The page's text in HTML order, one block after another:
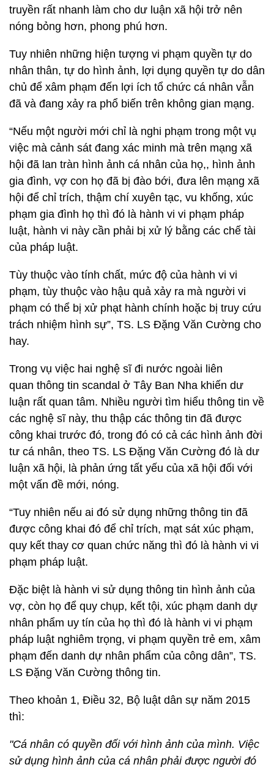
truyền rất nhanh làm cho dư luận xã hội trở nên
nóng bỏng hơn, phong phú hơn.
Tuy nhiên những hiện tượng vi phạm quyền tự do
nhân thân, tự do hình ảnh, lợi dụng quyền tự do dân
chủ để xâm phạm đến lợi ích tổ chức cá nhân vẫn
đã và đang xảy ra phổ biến trên không gian mạng.
“Nếu một người mới chỉ là nghi phạm trong một vụ
việc mà cảnh sát đang xác minh mà trên mạng xã
hội đã lan tràn hình ảnh cá nhân của họ,, hình ảnh
gia đình, vợ con họ đã bị đào bới, đưa lên mạng xã
hội để chỉ trích, thậm chí xuyên tạc, vu khống, xúc
phạm gia đình họ thì đó là hành vi vi phạm pháp
luật, hành vi này cần phải bị xử lý bằng các chế tài
của pháp luật.
Tùy thuộc vào tính chất, mức độ của hành vi vi
phạm, tùy thuộc vào hậu quả xảy ra mà người vi
phạm có thể bị xử phạt hành chính hoặc bị truy cứu
trách nhiệm hình sự”, TS. LS Đặng Văn Cường cho
hay.
Trong vụ việc hai nghệ sĩ đi nước ngoài liên
quan thông tin scandal ở Tây Ban Nha khiến dư
luận rất quan tâm. Nhiều người tìm hiểu thông tin về
các nghệ sĩ này, thu thập các thông tin đã được
công khai trước đó, trong đó có cả các hình ảnh đời
tư cá nhân, theo TS. LS Đặng Văn Cường đó là dư
luận xã hội, là phản ứng tất yếu của xã hội đối với
một vấn đề mới, nóng.
“Tuy nhiên nếu ai đó sử dụng những thông tin đã
được công khai đó để chỉ trích, mạt sát xúc phạm,
quy kết thay cơ quan chức năng thì đó là hành vi vi
phạm pháp luật.
Đặc biệt là hành vi sử dụng thông tin hình ảnh của
vợ, còn họ để quy chụp, kết tội, xúc phạm danh dự
nhân phẩm uy tín của họ thì đó là hành vi vi phạm
pháp luật nghiêm trọng, vi phạm quyền trẻ em, xâm
phạm đến danh dự nhân phẩm của công dân”, TS.
LS Đặng Văn Cường thông tin.
Theo khoản 1, Điều 32, Bộ luật dân sự năm 2015
thì:
"Cá nhân có quyền đối với hình ảnh của mình. Việc
sử dụng hình ảnh của cá nhân phải được người đó